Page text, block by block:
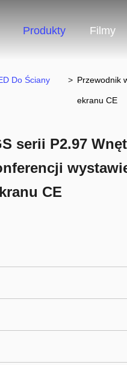
Produkty Filmy
Do Ściany > Przewodnik
ekranu CE
serii P2.97
CE